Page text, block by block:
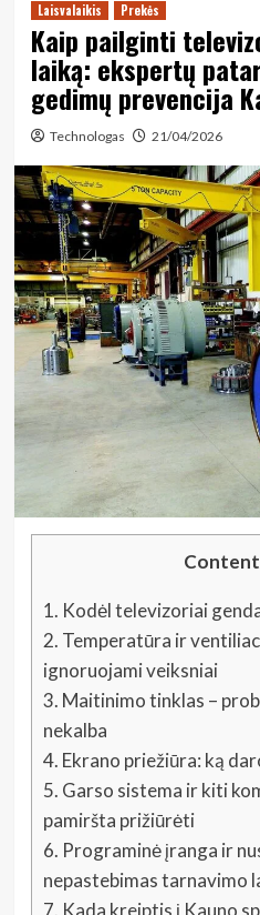
Laisvalaikis Prekės
Kaip pailginti
laiką: ekspertų
gedimų prevencija
Technologas 21/04/2026
1. Kodėl televizoriai
2. Temperatūra ir
ignoruojami veiksniai
3. Maitinimo tinklas –
nekalba
4. Ekrano priežiūra: ką
5. Garso sistema ir kiti
pamiršta prižiūrėti
6. Programinė įranga ir
nepastebimas tarnavimo